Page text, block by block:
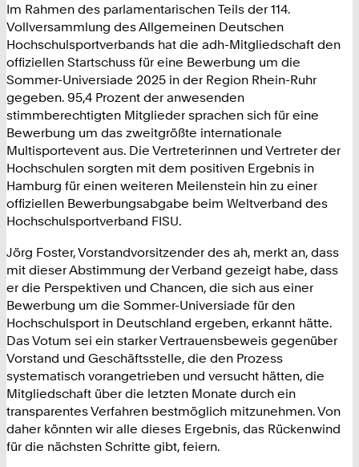
Im Rahmen des parlamentarischen Teils der 114.
Vollversammlung des Allgemeinen Deutschen
Hochschulsportverbands hat die adh-Mitgliedschaft den
offiziellen Startschuss für eine Bewerbung um die
Sommer-Universiade 2025 in der Region Rhein-Ruhr
gegeben. 95,4 Prozent der anwesenden
stimmberechtigten Mitglieder sprachen sich für eine
Bewerbung um das zweitgrößte internationale
Multisportevent aus. Die Vertreterinnen und Vertreter der
Hochschulen sorgten mit dem positiven Ergebnis in
Hamburg für einen weiteren Meilenstein hin zu einer
offiziellen Bewerbungsabgabe beim Weltverband des
Hochschulsportverband FISU.
Jörg Foster, Vorstandvorsitzender des ah, merkt an, dass
mit dieser Abstimmung der Verband gezeigt habe, dass
er die Perspektiven und Chancen, die sich aus einer
Bewerbung um die Sommer-Universiade für den
Hochschulsport in Deutschland ergeben, erkannt hätte.
Das Votum sei ein starker Vertrauensbeweis gegenüber
Vorstand und Geschäftsstelle, die den Prozess
systematisch vorangetrieben und versucht hätten, die
Mitgliedschaft über die letzten Monate durch ein
transparentes Verfahren bestmöglich mitzunehmen. Von
daher könnten wir alle dieses Ergebnis, das Rückenwind
für die nächsten Schritte gibt, feiern.